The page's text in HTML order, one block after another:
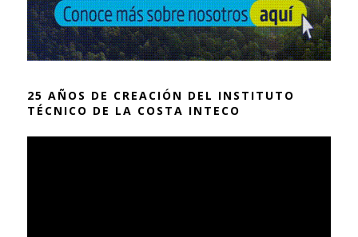
25 AÑOS DE CREACIÓN DEL INSTITUTO
TÉCNICO DE LA COSTA INTECO